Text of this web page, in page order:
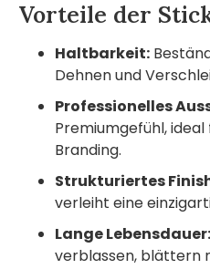
Vorteile der
Haltbarkeit:
Dehnen und
Professionelles
Premiumgefühl,
Branding.
Strukturiertes
verleiht eine
Lange Lebensdauer:
verblassen, blättern